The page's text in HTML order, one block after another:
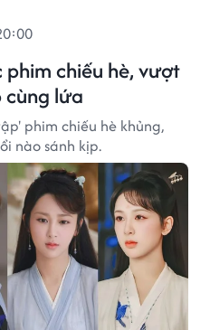
chiếu hè, vượt
cùng lứa
phim chiếu hè khủng,
nào sánh kịp.